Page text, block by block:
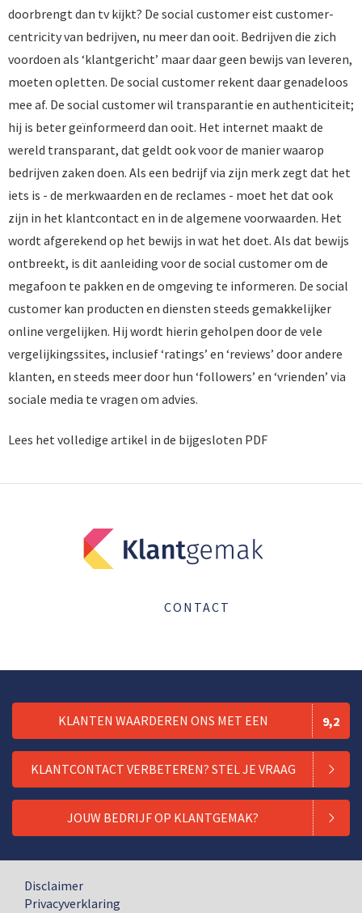
doorbrengt dan tv kijkt? De social customer eist customer-
centricity van bedrijven, nu meer dan ooit. Bedrijven die zich
voordoen als ‘klantgericht’ maar daar geen bewijs van leveren,
moeten opletten. De social customer rekent daar genadeloos
mee af. De social customer wil transparantie en authenticiteit;
hij is beter geïnformeerd dan ooit. Het internet maakt de
wereld transparant, dat geldt ook voor de manier waarop
bedrijven zaken doen. Als een bedrijf via zijn merk zegt dat het
iets is - de merkwaarden en de reclames - moet het dat ook
zijn in het klantcontact en in de algemene voorwaarden. Het
wordt afgerekend op het bewijs in wat het doet. Als dat bewijs
ontbreekt, is dit aanleiding voor de social customer om de
megafoon te pakken en de omgeving te informeren. De social
customer kan producten en diensten steeds gemakkelijker
online vergelijken. Hij wordt hierin geholpen door de vele
vergelijkingssites, inclusief ‘ratings’ en ‘reviews’ door andere
klanten, en steeds meer door hun ‘followers’ en ‘vrienden’ via
sociale media te vragen om advies.
Lees het volledige artikel in de bijgesloten PDF
CONTACT
KLANTEN WAARDEREN ONS MET EEN 9,2
KLANTCONTACT VERBETEREN? STEL JE VRAAG
JOUW BEDRIJF OP KLANTGEMAK?
Disclaimer
Privacyverklaring